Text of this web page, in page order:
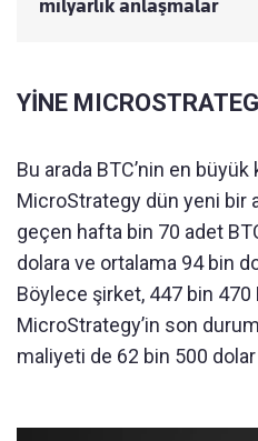
milyarlık anlaşmalar
YİNE
Bu arada BTC’nin en büyük
MicroStrategy dün yeni bir
geçen hafta bin 70 adet
dolara ve ortalama 94 bin
Böylece şirket, 447 bin 470
MicroStrategy’in son
maliyeti de 62 bin 500